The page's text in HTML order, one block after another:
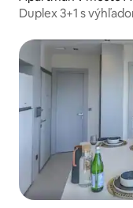
Duplex 3+1 s